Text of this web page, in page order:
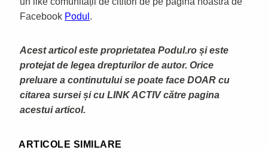
Facebook Podul .
Acest articol este proprietatea Podul.ro și este
protejat de legea drepturilor de autor. Orice
preluare a continutului se poate face DOAR cu
citarea sursei și cu LINK ACTIV către pagina
acestui articol.
ARTICOLE SIMILARE